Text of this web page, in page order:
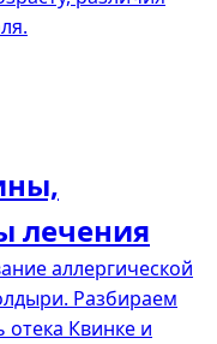
лечения
аллергической
Разбираем
Квинке и